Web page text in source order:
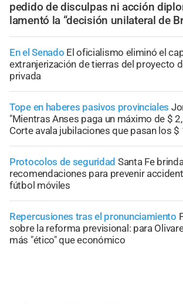
pedido de disculpas ni acción
lamentó la “decisión unilateral de
En el Senado El oficialismo eliminó el
extranjerización de tierras del proyecto
privada
Tope en haberes pasivos provinciales
"Mientras Anses paga un máximo de $
Corte avala jubilaciones que pasan los
Protocolos de seguridad Santa Fe
recomendaciones para prevenir
fútbol móviles
Repercusiones tras el pronunciamiento
sobre la reforma previsional: para
más "ético" que económico